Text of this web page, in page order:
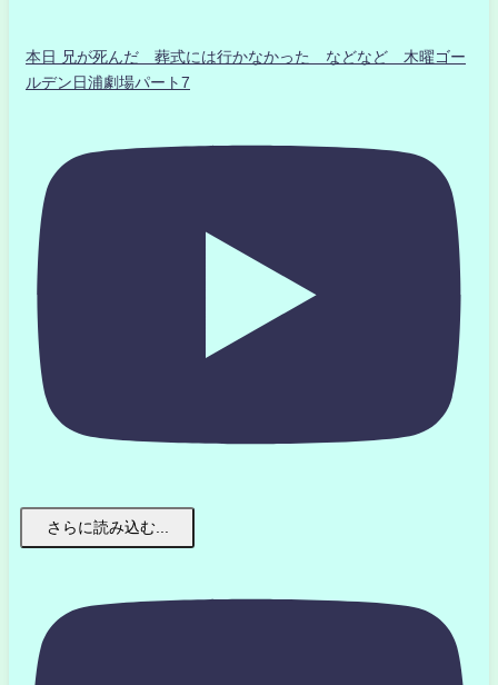
本日 兄が死んだ 葬式には行かなかった などなど 木曜ゴー
ルデン日浦劇場パート7
さらに読み込む...